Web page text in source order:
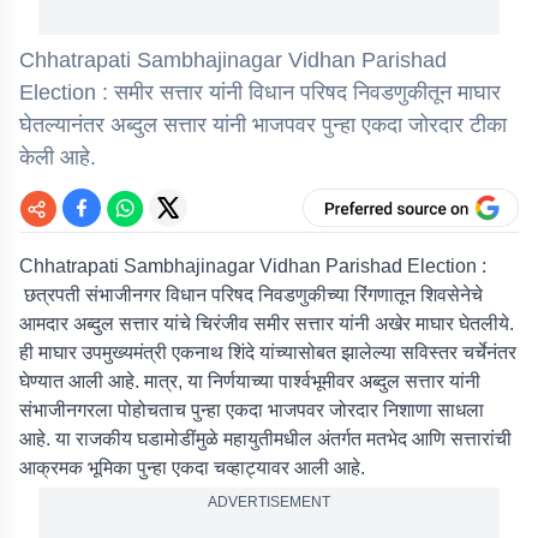
Chhatrapati Sambhajinagar Vidhan Parishad
Election : समीर सत्तार यांनी विधान परिषद निवडणुकीतून माघार
घेतल्यानंतर अब्दुल सत्तार यांनी भाजपवर पुन्हा एकदा जोरदार टीका
केली आहे.
Chhatrapati Sambhajinagar Vidhan Parishad Election :
छत्रपती संभाजीनगर विधान परिषद निवडणुकीच्या रिंगणातून शिवसेनेचे
आमदार अब्दुल सत्तार यांचे चिरंजीव समीर सत्तार यांनी अखेर माघार घेतलीये.
ही माघार उपमुख्यमंत्री एकनाथ शिंदे यांच्यासोबत झालेल्या सविस्तर चर्चेनंतर
घेण्यात आली आहे. मात्र, या निर्णयाच्या पार्श्वभूमीवर अब्दुल सत्तार यांनी
संभाजीनगरला पोहोचताच पुन्हा एकदा भाजपवर जोरदार निशाणा साधला
आहे. या राजकीय घडामोडींमुळे महायुतीमधील अंतर्गत मतभेद आणि सत्तारांची
आक्रमक भूमिका पुन्हा एकदा चव्हाट्यावर आली आहे.
ADVERTISEMENT